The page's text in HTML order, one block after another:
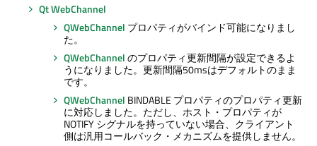
Qt WebChannel
QWebChannel プロパティがバインド可能になりまし
た。
QWebChannelのプロパティ更新間隔が設定できるよ
うになりました。更新間隔50msはデフォルトのまま
です。
QWebChannel BINDABLE プロパティのプロパティ更新
に対応しました。ただし、ホスト・プロパティが
NOTIFY シグナルを持っていない場合、クライアント
側は汎用コールバック・メカニズムを提供しません。